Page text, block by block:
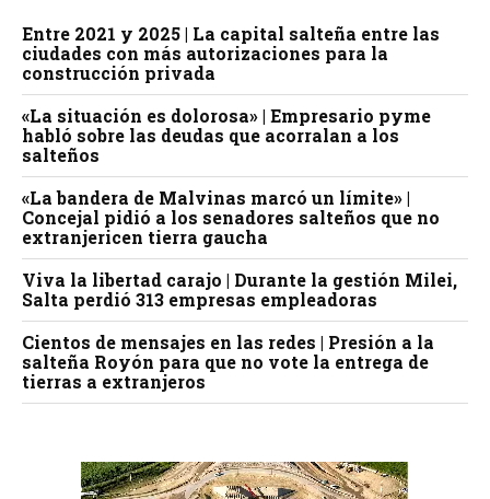
Entre 2021 y 2025 | La capital salteña entre las
ciudades con más autorizaciones para la
construcción privada
«La situación es dolorosa» | Empresario pyme
habló sobre las deudas que acorralan a los
salteños
«La bandera de Malvinas marcó un límite» |
Concejal pidió a los senadores salteños que no
extranjericen tierra gaucha
Viva la libertad carajo | Durante la gestión Milei,
Salta perdió 313 empresas empleadoras
Cientos de mensajes en las redes | Presión a la
salteña Royón para que no vote la entrega de
tierras a extranjeros